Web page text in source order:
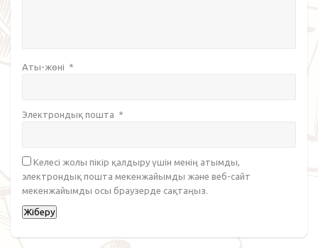
Аты-жөні *
Электрондық пошта *
Келесі жолы пікір қалдыру үшін менің атымды,
электрондық пошта мекенжайымды және веб-сайт
мекенжайымды осы браузерде сақтаңыз.